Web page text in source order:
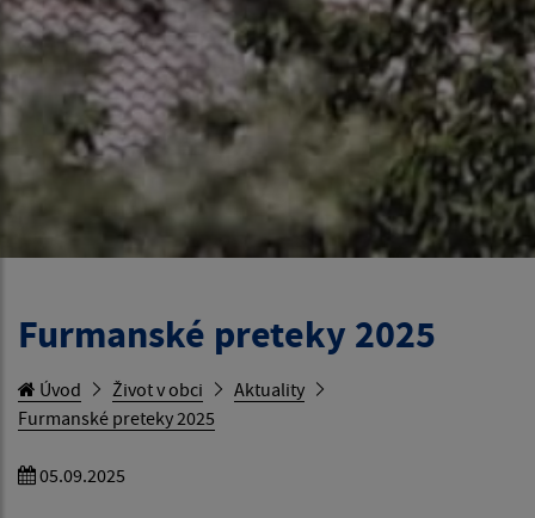
Furmanské preteky 2025
Úvod Život v obci
Aktuality
Furmanské preteky 2025
05.09.2025